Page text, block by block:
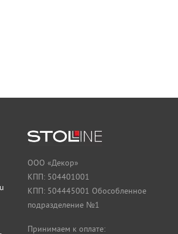
ООО «Декор»
КПП: 504401001
КПП: 504445001 Обособленное
подразделение №1
Принимаем к оплате: